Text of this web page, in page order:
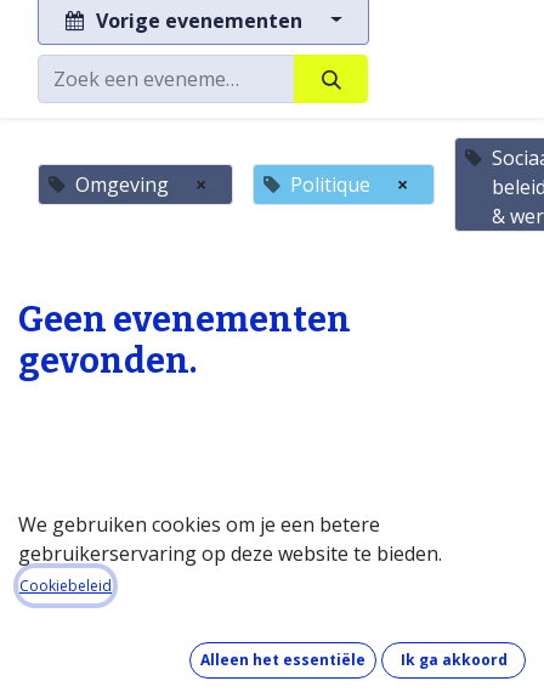
Vorige evenementen
Omgeving × Politique ×
&
Geen evenementen
gevonden.
Startpagina
Over de databank
Wat kost de databank?
Hoe werkt de databank?
We gebruiken cookies om je een betere
gebruikerservaring op deze website te bieden.
Cookiebeleid
Alleen het essentiële Ik ga akkoord